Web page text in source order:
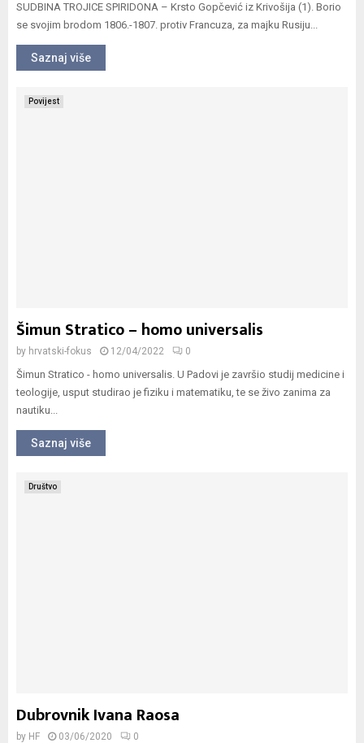
SUDBINA TROJICE SPIRIDONA – Krsto Gopčević iz Krivošija (1). Borio
se svojim brodom 1806.-1807. protiv Francuza, za majku Rusiju...
Saznaj više
Povijest
Šimun Stratico – homo universalis
by hrvatski-fokus 12/04/2022 0
Šimun Stratico - homo universalis. U Padovi je završio studij medicine i
teologije, usput studirao je fiziku i matematiku, te se živo zanima za
nautiku...
Saznaj više
Društvo
Dubrovnik Ivana Raosa
by HF 03/06/2020 0